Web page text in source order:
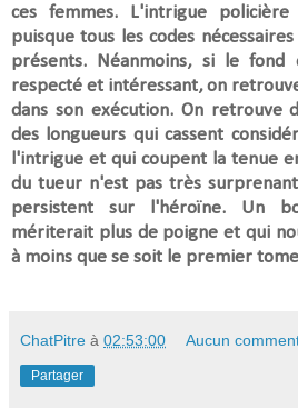
ces femmes.
L'intrigue policière
puisque tous les codes
présents. Néanmoins, si le fond
respecté et intéressant, on
dans son exécution. On retrouve
des longueurs qui cassent
l'intrigue et qui coupent la tenue
du tueur n'est pas très
persistent sur l'héroïne. Un
mériterait plus de poigne et qui
à moins que se soit le premier
ChatPitre à 02:53:00 Aucun
Partager